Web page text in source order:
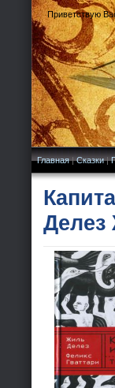
Приветствую
Главная|Сказки|
Делез